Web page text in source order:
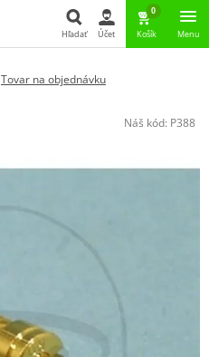
Hľadať Účet
0
Košík Menu
Tovar na objednávku
Náš kód: P388